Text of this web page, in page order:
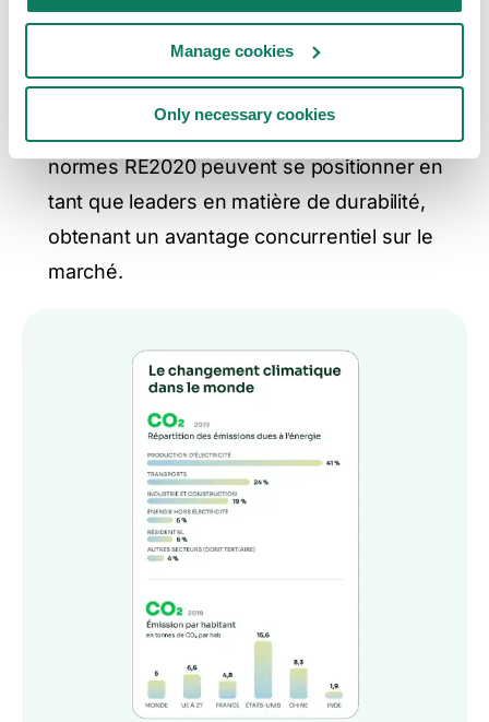
Manage cookies
Only necessary cookies
pour les développeurs de différencier leurs
projets sur le marché.
Position de marché améliorée:Les
développeurs qui adoptent proactivement les
normes RE2020 peuvent se positionner en
tant que leaders en matière de durabilité,
obtenant un avantage concurrentiel sur le
marché.